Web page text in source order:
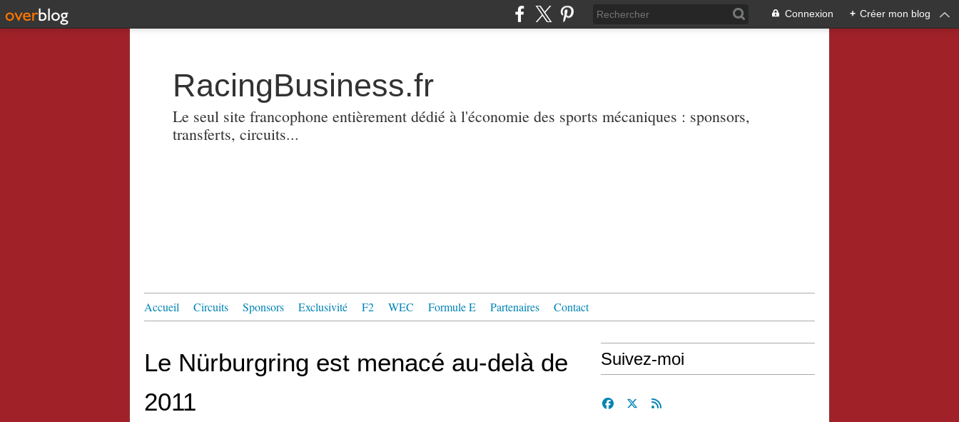
Connexion + Créer mon blog
RacingBusiness.fr
Le seul site francophone entièrement dédié à l'économie des sports mécaniques : sponsors,
transferts, circuits...
Accueil Circuits Sponsors Exclusivité F2 WEC Formule E Partenaires Contact
Le Nürburgring est menacé au-delà de
2011
Suivez-moi